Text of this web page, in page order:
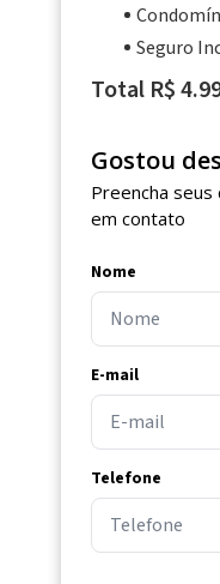
Seguro
Total R$
Gostou
Preencha
em contato
Nome
E-mail
Telefone